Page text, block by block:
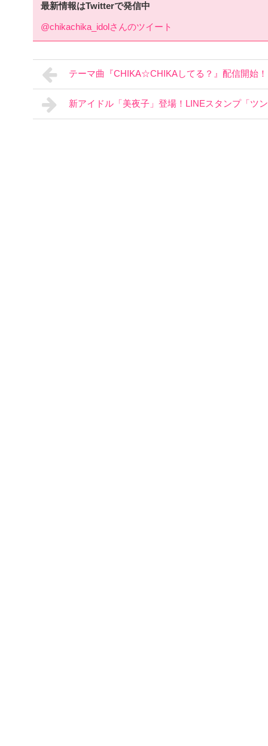
最新情報はTwitterで発信中
@chikachika_idolさんのツイート
テーマ曲『CHIKA☆CHIKAしてる？』配信開始！
新アイドル「美夜子」登場！LINEスタンプ「ツ